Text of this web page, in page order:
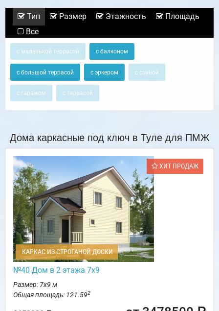
Тип Размер Этажность
Площадь
Все
с маленькой террасой с балконом
с большой террасой с эркером с сауной
с гаражом с террасой
Дома каркасные под ключ в Туле для ПМЖ
ХИТ ПРОДАЖ
КАРКАС ИЗ СТРОГАНОЙ ДОСКИ
№40 Дом в 2 этажа 7х9
Размер: 7х9 м
Общая площадь: 121.592